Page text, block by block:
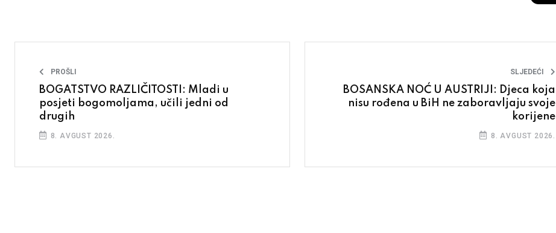
PROŠLI
BOGATSTVO RAZLIČITOSTI: Mladi u
posjeti bogomoljama, učili jedni od
drugih
8. AVGUST 2026.
SLJEDEĆI
BOSANSKA NOĆ U AUSTRIJI: Djeca koja
nisu rođena u BiH ne zaboravljaju svoje
korijene
8. AVGUST 2026.